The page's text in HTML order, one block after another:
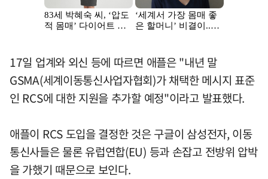
17일 업계와 외신 등에 따르면 애플은 "내년 말
GSMA(세계이동통신사업자협회)가 채택한 메시지 표준
인 RCS에 대한 지원을 추가할 예정"이라고 발표했다.
애플이 RCS 도입을 결정한 것은 구글이 삼성전자, 이동
통신사들은 물론 유럽연합(EU) 등과 손잡고 전방위 압박
을 가했기 때문으로 보인다.